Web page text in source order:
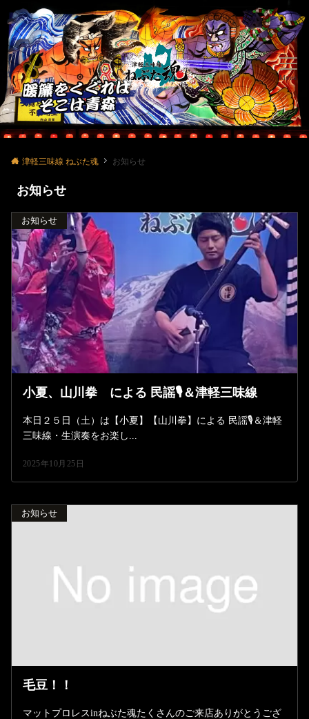
Menu
津軽三味線 ねぶた魂 お知らせ
お知らせ
お知らせ
小夏、山川拳 による 民謡🎙️＆津軽三味線
本日２５日（土）は【小夏】【山川拳】による 民謡🎙️＆津軽
三味線・生演奏をお楽し...
2025年10月25日
お知らせ
毛豆！！
マットプロレスinねぶた魂たくさんのご来店ありがとうござ